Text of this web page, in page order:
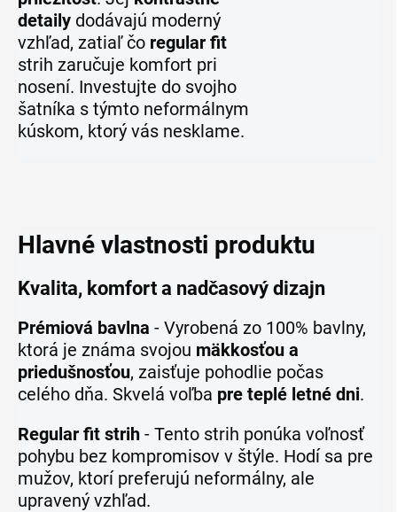
detaily dodávajú moderný
vzhľad, zatiaľ čo regular fit
strih zaručuje komfort pri
nosení. Investujte do svojho
šatníka s týmto neformálnym
kúskom, ktorý vás nesklame.
Hlavné vlastnosti produktu
Kvalita, komfort a nadčasový dizajn
Prémiová bavlna - Vyrobená zo 100% bavlny,
ktorá je známa svojou mäkkosťou a
priedušnosťou, zaisťuje pohodlie počas
celého dňa. Skvelá voľba pre teplé letné dni.
Regular fit strih - Tento strih ponúka voľnosť
pohybu bez kompromisov v štýle. Hodí sa pre
mužov, ktorí preferujú neformálny, ale
upravený vzhľad.